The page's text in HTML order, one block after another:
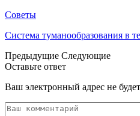
Советы
Система туманообразования в
Предыдущие Следующие
Оставьте ответ
Ваш электронный адрес не